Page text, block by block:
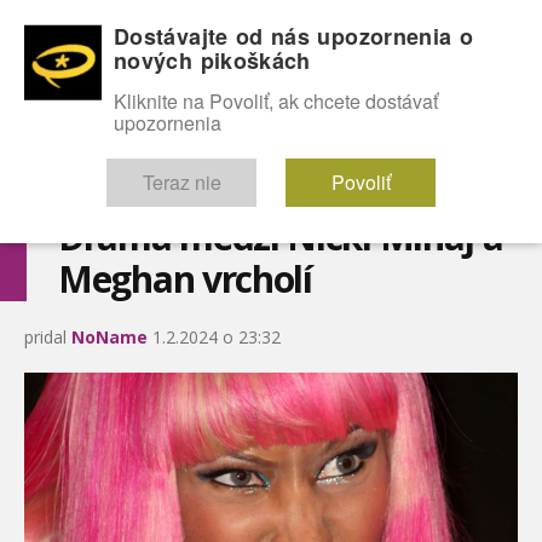
OMG! SEXICE
Dráma medzi Nicki Minaj a
Meghan vrcholí
pridal NoName 1.2.2024 o 23:32
Dostávajte od nás upozornenia o
nových pikoškách
Kliknite na Povoliť, ak chcete dostávať
upozornenia
Teraz nie Povoliť